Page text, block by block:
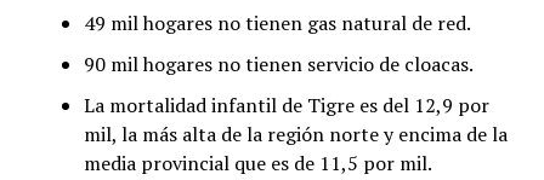
49 mil hogares no tienen gas natural de red.
90 mil hogares no tienen servicio de cloacas.
La mortalidad infantil de Tigre es del 12,9 por
mil, la más alta de la región norte y encima de la
media provincial que es de 11,5 por mil.